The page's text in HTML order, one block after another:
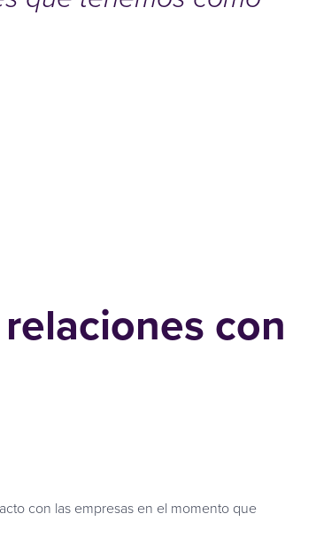
con
con las empresas en el momento que